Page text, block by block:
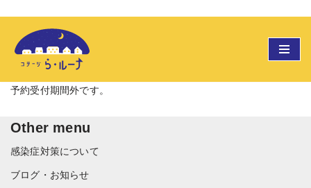
コ
テ
ツ
ス
キ
予約受付期間外です。
Other menu
感染症対策について
ブログ・お知らせ